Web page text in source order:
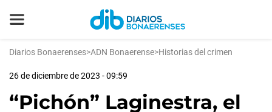
Diarios Bonaerenses>ADN Bonaerense>Historias del crimen
26 de diciembre de 2023 - 09:59
“Pichón” Laginestra, el